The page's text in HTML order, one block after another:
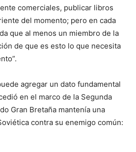
comerciales, publicar libros
del momento; pero en cada
que al menos un miembro de la
de que es esto lo que necesita
agregar un dato fundamental
en el marco de la Segunda
Gran Bretaña mantenía una
contra su enemigo común: